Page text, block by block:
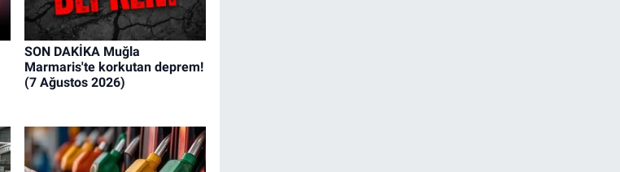
SON DAKİKA Muğla
Marmaris'te korkutan deprem!
(7 Ağustos 2026)